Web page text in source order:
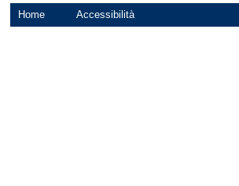
Home Accessibilità